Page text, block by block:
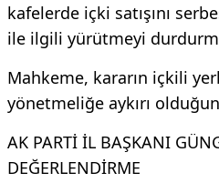
kafelerde içki satışını
ile ilgili yürütmeyi
Mahkeme, kararın içkili
yönetmeliğe aykırı
AK PARTİ İL BAŞKANI
DEĞERLENDİRME